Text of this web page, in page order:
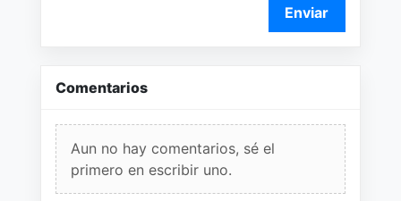
Enviar
Comentarios
Aun no hay comentarios, sé el
primero en escribir uno.